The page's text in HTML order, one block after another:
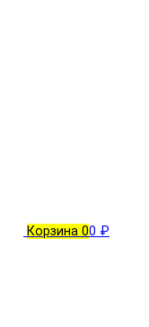
Корзина 00 ₽